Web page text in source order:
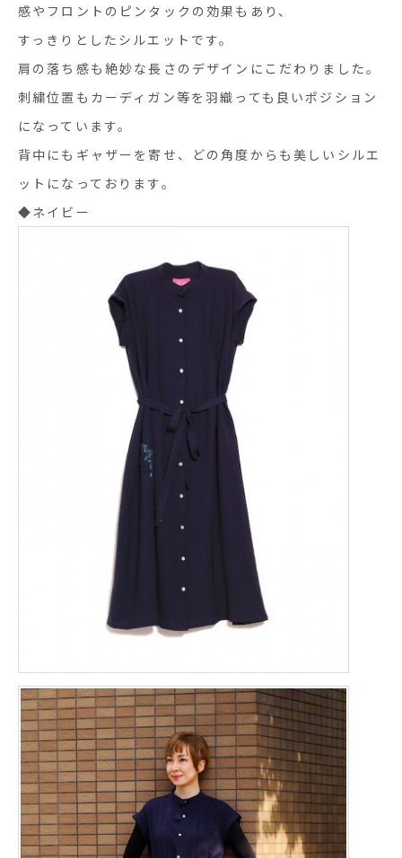
感やフロントのピンタックの効果もあり、
すっきりとしたシルエットです。
肩の落ち感も絶妙な長さのデザインにこだわりました。
刺繍位置もカーディガン等を羽織っても良いポジション
になっています。
背中にもギャザーを寄せ、どの角度からも美しいシルエ
ットになっております。
◆ネイビー